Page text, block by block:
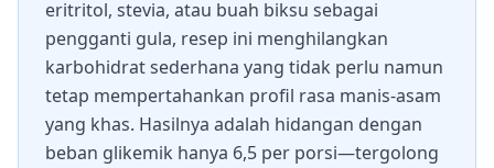
eritritol, stevia, atau buah biksu sebagai
pengganti gula, resep ini menghilangkan
karbohidrat sederhana yang tidak perlu namun
tetap mempertahankan profil rasa manis-asam
yang khas. Hasilnya adalah hidangan dengan
beban glikemik hanya 6,5 per porsi—tergolong